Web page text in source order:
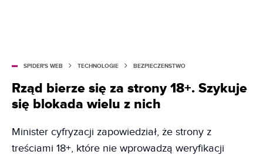
SPIDER'S WEB TECHNOLOGIE BEZPIECZEŃSTWO
Rząd bierze się za strony 18+. Szykuje
się blokada wielu z nich
Minister cyfryzacji zapowiedział, że strony z
treściami 18+, które nie wprowadzą weryfikacji